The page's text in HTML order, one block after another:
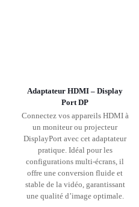
Adaptateur HDMI – Display
Port DP
Connectez vos appareils HDMI à
un moniteur ou projecteur
DisplayPort avec cet adaptateur
pratique. Idéal pour les
configurations multi-écrans, il
offre une conversion fluide et
stable de la vidéo, garantissant
une qualité d’image optimale.